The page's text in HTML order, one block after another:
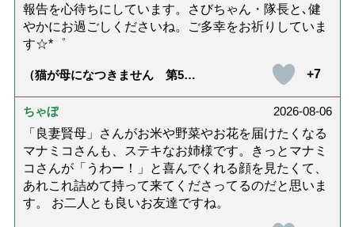
報告を心待ちにしています。さびちゃん・隊長と､健
やかにお過ごしくださいね。ご多幸をお祈りしていま
す☆*゜
（猫が母になつきません 第500
+7
ちゃぼ
2026-08-06
「良妻賢母」さんがお米や野菜やお花を届けたくなる
マナミコさんも、ステキなお姉様です。きっとマナミ
コさんが「うわー！」と喜んでくれる顔を見たくて、
あれこれ詰めて持って来てくださってるのだと思いま
す。 お二人とも良いお友達ですね。